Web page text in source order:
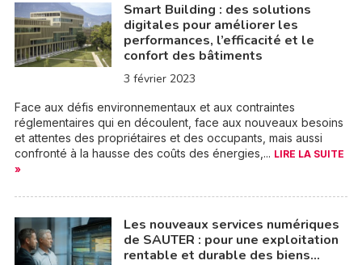
Smart Building : des solutions
digitales pour améliorer les
performances, l’efficacité et le
confort des bâtiments
3 février 2023
Face aux défis environnementaux et aux contraintes
réglementaires qui en découlent, face aux nouveaux besoins
et attentes des propriétaires et des occupants, mais aussi
confronté à la hausse des coûts des énergies,... LIRE LA SUITE
»
Les nouveaux services numériques
de SAUTER : pour une exploitation
rentable et durable des biens…